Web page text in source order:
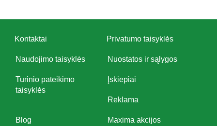
Kontaktai Privatumo taisyklės
Naudojimo taisyklės Nuostatos ir sąlygos
Turinio pateikimo
taisyklės
Įskiepiai
Reklama
Blog Maxima akcijos